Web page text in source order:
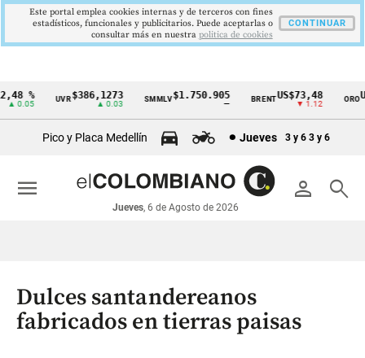
Cintillo
económicos
Colombia
%
0.05
UVR$386,1273
▲ 0.03
SMMLV$1.750.905 BRENTUS$73,48
▼ 1.12
ORO
Pico y Placa Medellín Jueves 3 y 6 3 y 6
person search
Jueves, 6 de Agosto de 2026
menu
Dulces santandereanos
fabricados en tierras paisas
Este portal emplea cookies internas y de terceros con fines
estadísticos, funcionales y publicitarios. Puede aceptarlas o
consultar más en nuestra politica de cookies
CONTINUAR